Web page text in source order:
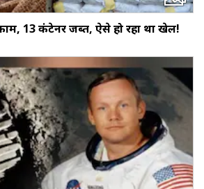
13 कंटेनर जब्त, ऐसे हो रहा था खेल!